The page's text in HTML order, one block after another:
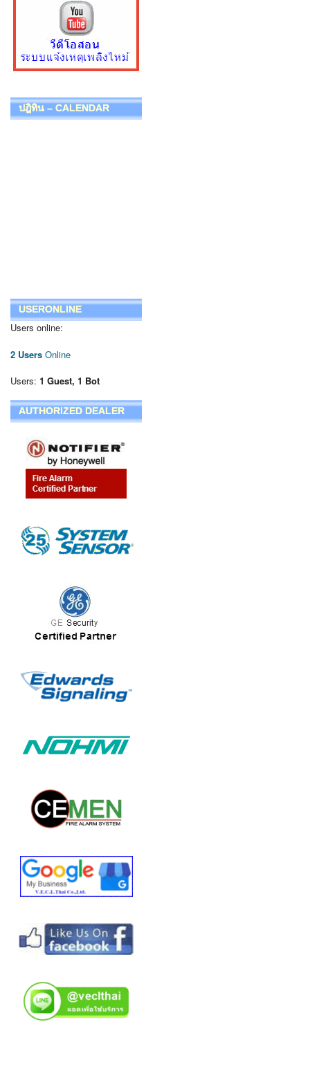
ปฎิทิน – CALENDAR
USERONLINE
Users online:
2 Users Online
Users: 1 Guest, 1 Bot
AUTHORIZED DEALER